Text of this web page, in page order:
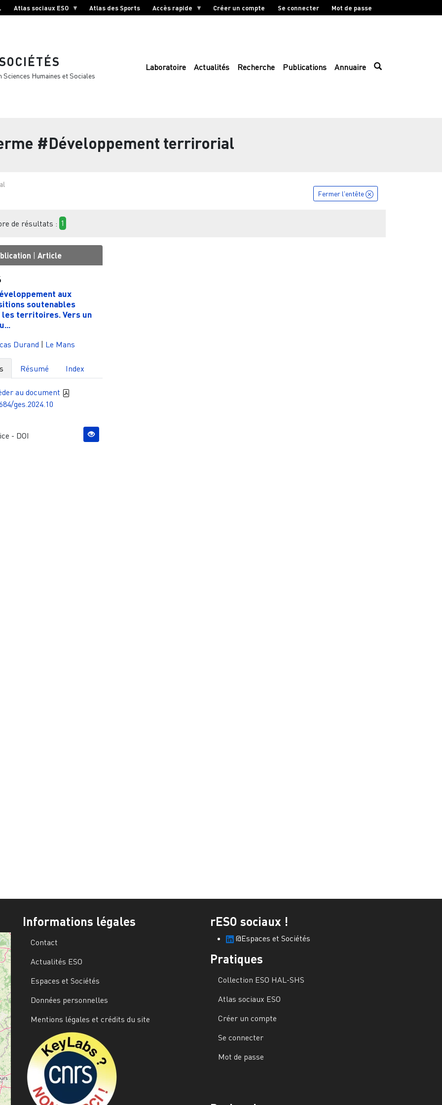
Atlas sociaux ESO Atlas des Sports Accès rapide Créer un compte Se connecter Mot de passe
Humaines et Sociales
Laboratoire Actualités Recherche Publications Annuaire
#Développement terrirorial
Fermer l'entête
de résultats : 1
| Article
aux
soutenables
les territoires. Vers un
Durand | Le Mans
Résumé Index
au document
ges.2024.10
- DOI
Informations légales
Contact
Actualités ESO
Espaces et Sociétés
Données personnelles
Mentions légales et crédits du site
rESO sociaux !
@Espaces et Sociétés
Pratiques
Collection ESO HAL-SHS
Atlas sociaux ESO
Créer un compte
Se connecter
Mot de passe